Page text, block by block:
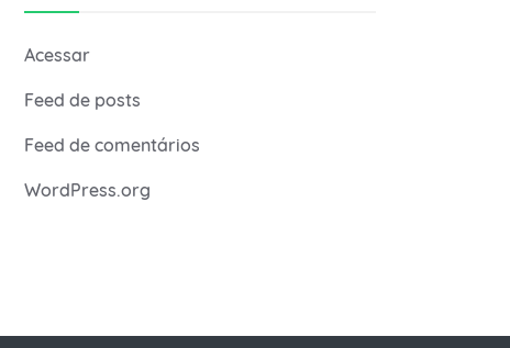
Acessar
Feed de posts
Feed de comentários
WordPress.org